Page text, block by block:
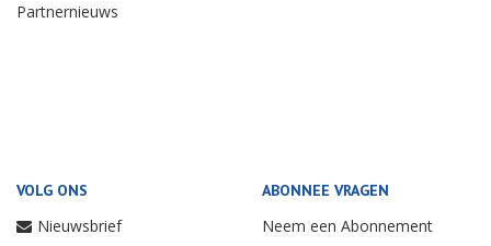
Partnernieuws
VOLG ONS
Nieuwsbrief
ABONNEE VRAGEN
Neem een Abonnement